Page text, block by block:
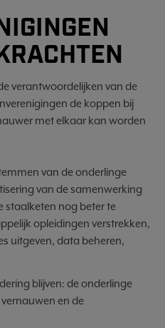
verantwoordelijken van de
de koppen bij
met elkaar kan worden
van de onderlinge
van de samenwerking
staalketen nog beter te
opleidingen verstrekken,
uitgeven, data beheren,
blijven: de onderlinge
en de